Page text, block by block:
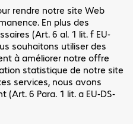
consentement
YouTube !